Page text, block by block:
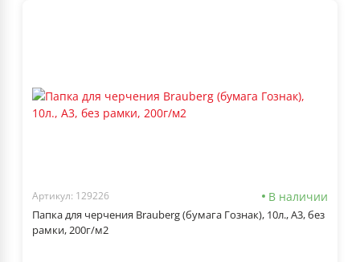
Артикул: 129226 В наличии
Папка для черчения Brauberg (бумага Гознак), 10л., А3, без
рамки, 200г/м2